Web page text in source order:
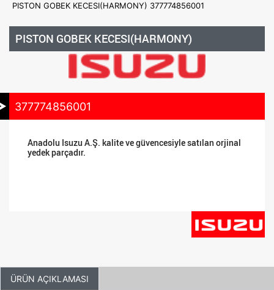
PISTON GOBEK KECESI(HARMONY) 377774856001
PISTON GOBEK KECESI(HARMONY)
377774856001
Anadolu Isuzu A.Ş. kalite ve güvencesiyle satılan orjinal
yedek parçadır.
ÜRÜN AÇIKLAMASI